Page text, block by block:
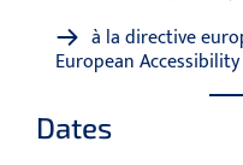
à la directive
European Accessibility
Dates